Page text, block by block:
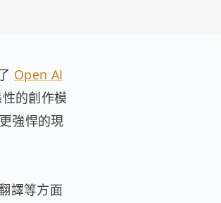
Open AI
的創作模
強悍的現
譯等方面